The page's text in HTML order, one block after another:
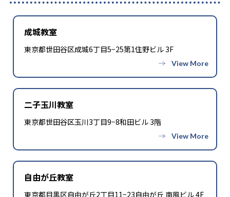
成城教室
東京都世田谷区成城6丁目5−25第1住野ビル 3F
二子玉川教室
東京都世田谷区玉川3丁目9−8和田ビル 3階
自由が丘教室
東京都目黒区自由が丘2丁目11−23自由が丘 南風ビル 4F